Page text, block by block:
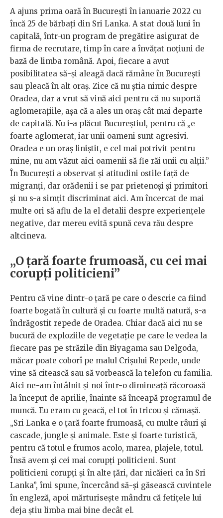
A ajuns prima oară în București în ianuarie 2022 cu
încă 25 de bărbați din Sri Lanka. A stat două luni în
capitală, într-un program de pregătire asigurat de
firma de recrutare, timp în care a învățat noțiuni de
bază de limba română. Apoi, fiecare a avut
posibilitatea să-și aleagă dacă rămâne în București
sau pleacă în alt oraș. Zice că nu știa nimic despre
Oradea, dar a vrut să vină aici pentru că nu suportă
aglomerațiile, așa că a ales un oraș cât mai departe
de capitală. Nu i-a plăcut Bucureștiul, pentru că „e
foarte aglomerat, iar unii oameni sunt agresivi.
Oradea e un oraș liniștit, e cel mai potrivit pentru
mine, nu am văzut aici oamenii să fie răi unii cu alții.”
În București a observat și atitudini ostile față de
migranți, dar orădenii i se par prietenoși și primitori
și nu s-a simțit discriminat aici. Am încercat de mai
multe ori să aflu de la el detalii despre experiențele
negative, dar mereu evită spună ceva rău despre
altcineva.
„O țară foarte frumoasă, cu cei mai
corupți politicieni”
Pentru că vine dintr-o țară pe care o descrie ca fiind
foarte bogată în cultură și cu foarte multă natură, s-a
îndrăgostit repede de Oradea. Chiar dacă aici nu se
bucură de exploziile de vegetație pe care le vedea la
fiecare pas pe străzile din Biyagama sau Delgoda,
măcar poate coborî pe malul Crișului Repede, unde
vine să citească sau să vorbească la telefon cu familia.
Aici ne-am întâlnit și noi într-o dimineață răcoroasă
la început de aprilie, înainte să înceapă programul de
muncă. Eu eram cu geacă, el tot în tricou și cămașă.
„Sri Lanka e o țară foarte frumoasă, cu multe râuri și
cascade, jungle și animale. Este și foarte turistică,
pentru că totul e frumos acolo, marea, plajele, totul.
Însă avem și cei mai corupți politicieni. Sunt
politicieni corupți și în alte țări, dar nicăieri ca în Sri
Lanka”, îmi spune, încercând să-și găsească cuvintele
în engleză, apoi mărturisește mândru că fetițele lui
deja știu limba mai bine decât el.